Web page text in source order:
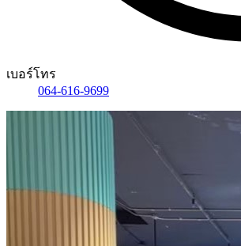
เบอร์โทร
064-616-9699